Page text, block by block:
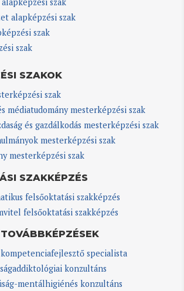
alapképzési szak
szak
szak
SZAKOK
szak
médiatudomány mesterképzési szak
és gazdálkodás mesterképzési szak
mesterképzési szak
mesterképzési szak
SZAKKÉPZÉS
felsőoktatási szakképzés
felsőoktatási szakképzés
specialista
konzultáns
mentálhigiénés konzultáns